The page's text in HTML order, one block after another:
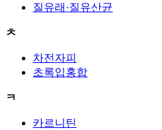
질유래·질유산균
ㅊ
차전자피
초록입홍합
ㅋ
카르니틴